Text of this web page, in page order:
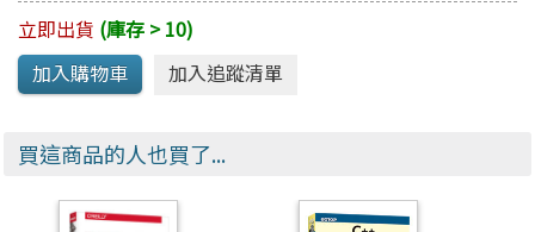
立即出貨 (庫存 > 10)
買這商品的人也買了...